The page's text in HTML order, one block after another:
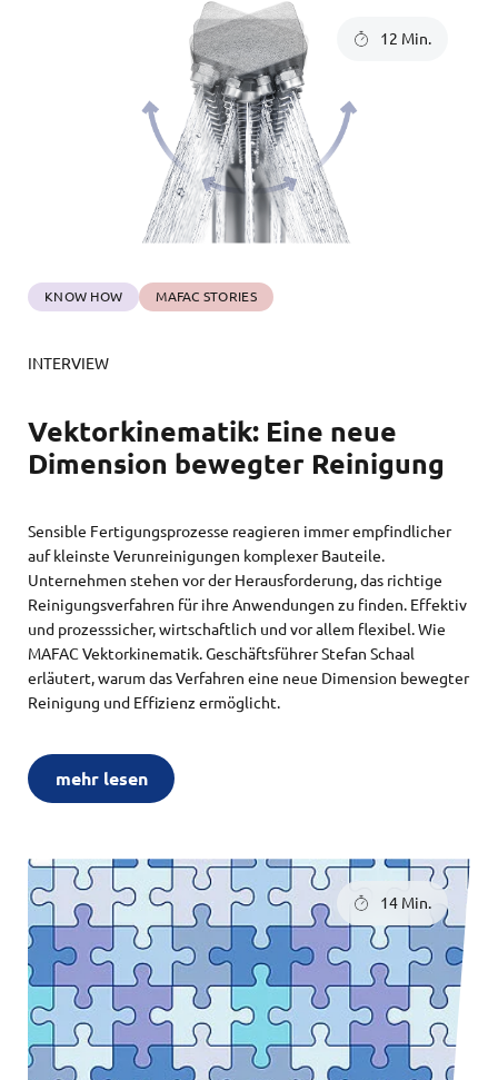
12 Min.
KNOW HOW MAFAC STORIES
INTERVIEW
Vektorkinematik: Eine neue
Dimension bewegter Reinigung
Sensible Fertigungsprozesse reagieren immer empfindlicher
auf kleinste Verunreinigungen komplexer Bauteile.
Unternehmen stehen vor der Herausforderung, das richtige
Reinigungsverfahren für ihre Anwendungen zu finden. Effektiv
und prozesssicher, wirtschaftlich und vor allem flexibel. Wie
MAFAC Vektorkinematik. Geschäftsführer Stefan Schaal
erläutert, warum das Verfahren eine neue Dimension bewegter
Reinigung und Effizienz ermöglicht.
mehr lesen
14 Min.